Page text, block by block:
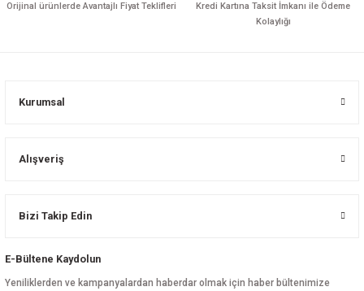
Orijinal ürünlerde Avantajlı Fiyat Teklifleri
Kredi Kartına Taksit İmkanı ile Ödeme
Kolaylığı
Kurumsal
Alışveriş
Bizi Takip Edin
E-Bültene Kaydolun
Yeniliklerden ve kampanyalardan haberdar olmak için haber bültenimize